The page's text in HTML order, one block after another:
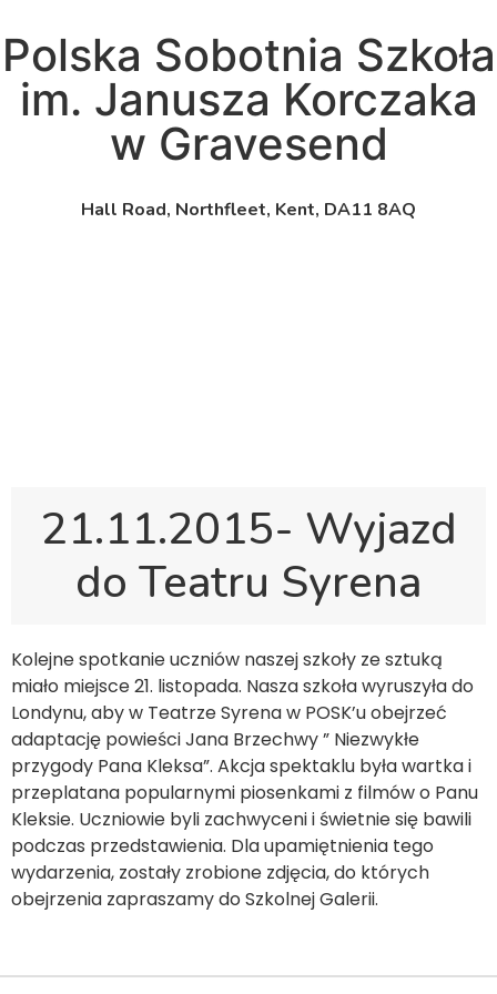
Polska Sobotnia Szkoła
im. Janusza Korczaka
w Gravesend
Hall Road, Northfleet, Kent, DA11 8AQ
21.11.2015- Wyjazd
do Teatru Syrena
Kolejne spotkanie uczniów naszej szkoły ze sztuką
miało miejsce 21. listopada. Nasza szkoła wyruszyła do
Londynu, aby w Teatrze Syrena w POSK’u obejrzeć
adaptację powieści Jana Brzechwy ” Niezwykłe
przygody Pana Kleksa”. Akcja spektaklu była wartka i
przeplatana popularnymi piosenkami z filmów o Panu
Kleksie. Uczniowie byli zachwyceni i świetnie się bawili
podczas przedstawienia. Dla upamiętnienia tego
wydarzenia, zostały zrobione zdjęcia, do których
obejrzenia zapraszamy do Szkolnej Galerii.